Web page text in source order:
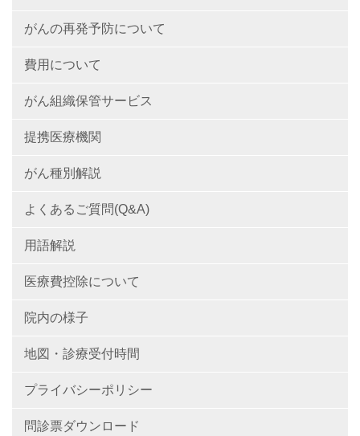
がんの再発予防について
費用について
がん組織保管サービス
提携医療機関
がん種別解説
よくあるご質問(Q&A)
用語解説
医療費控除について
院内の様子
地図・診療受付時間
プライバシーポリシー
問診票ダウンロード